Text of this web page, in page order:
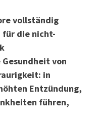
vollständig
für die nicht-
von
in
Entzündung,
führen,